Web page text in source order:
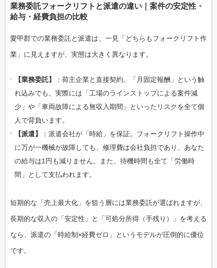
業務委託フォークリフトと派遣の違い｜案件の安定性・
給与・経費負担の比較
愛甲郡での業務委託と派遣は、一見「どちらもフォークリフト作
業」に見えますが、実態は大きく異なります。
【業務委託】
：荷主企業と直接契約。「月固定報酬」という触
れ込みでも、実際には「工場のラインストップによる案件減
少」や「車両故障による無収入期間」といったリスクを全て個
人で背負います。
【派遣】
：派遣会社が「時給」を保証。フォークリフト操作中
に万が一機械が故障しても、修理費は会社負担であり、あなた
の給与は1円も減りません。また、待機時間も全て「労働時
間」として支払われます。
短期的な「売上最大化」を狙う層には業務委託が選ばれますが、
長期的な収入の「安定性」と「可処分所得（手残り）」を考える
なら、派遣の「時給制×経費ゼロ」というモデルが圧倒的に優位
です。